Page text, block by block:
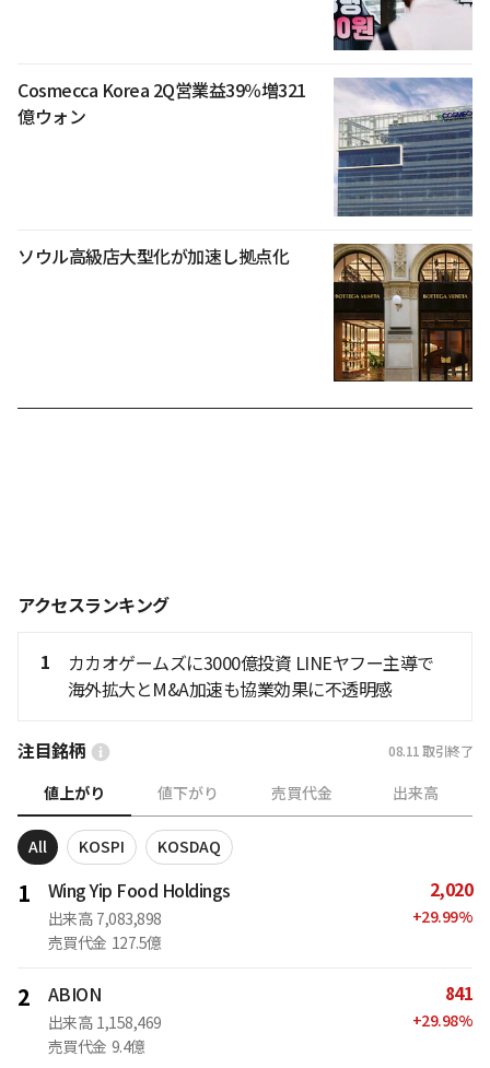
Cosmecca Korea 2Q営業益39％増321
億ウォン
ソウル高級店大型化が加速し拠点化
アクセスランキング
1
カカオゲームズに3000億投資 LINEヤフー主導で
海外拡大とM&A加速も協業効果に不透明感
注目銘柄 08.11 取引終了
値上がり 値下がり 売買代金 出来高
All KOSPI KOSDAQ
1 Wing Yip Food Holdings
出来高 7,083,898
売買代金 127.5億
2,020
+29.99%
2 ABION
出来高 1,158,469
売買代金 9.4億
841
+29.98%